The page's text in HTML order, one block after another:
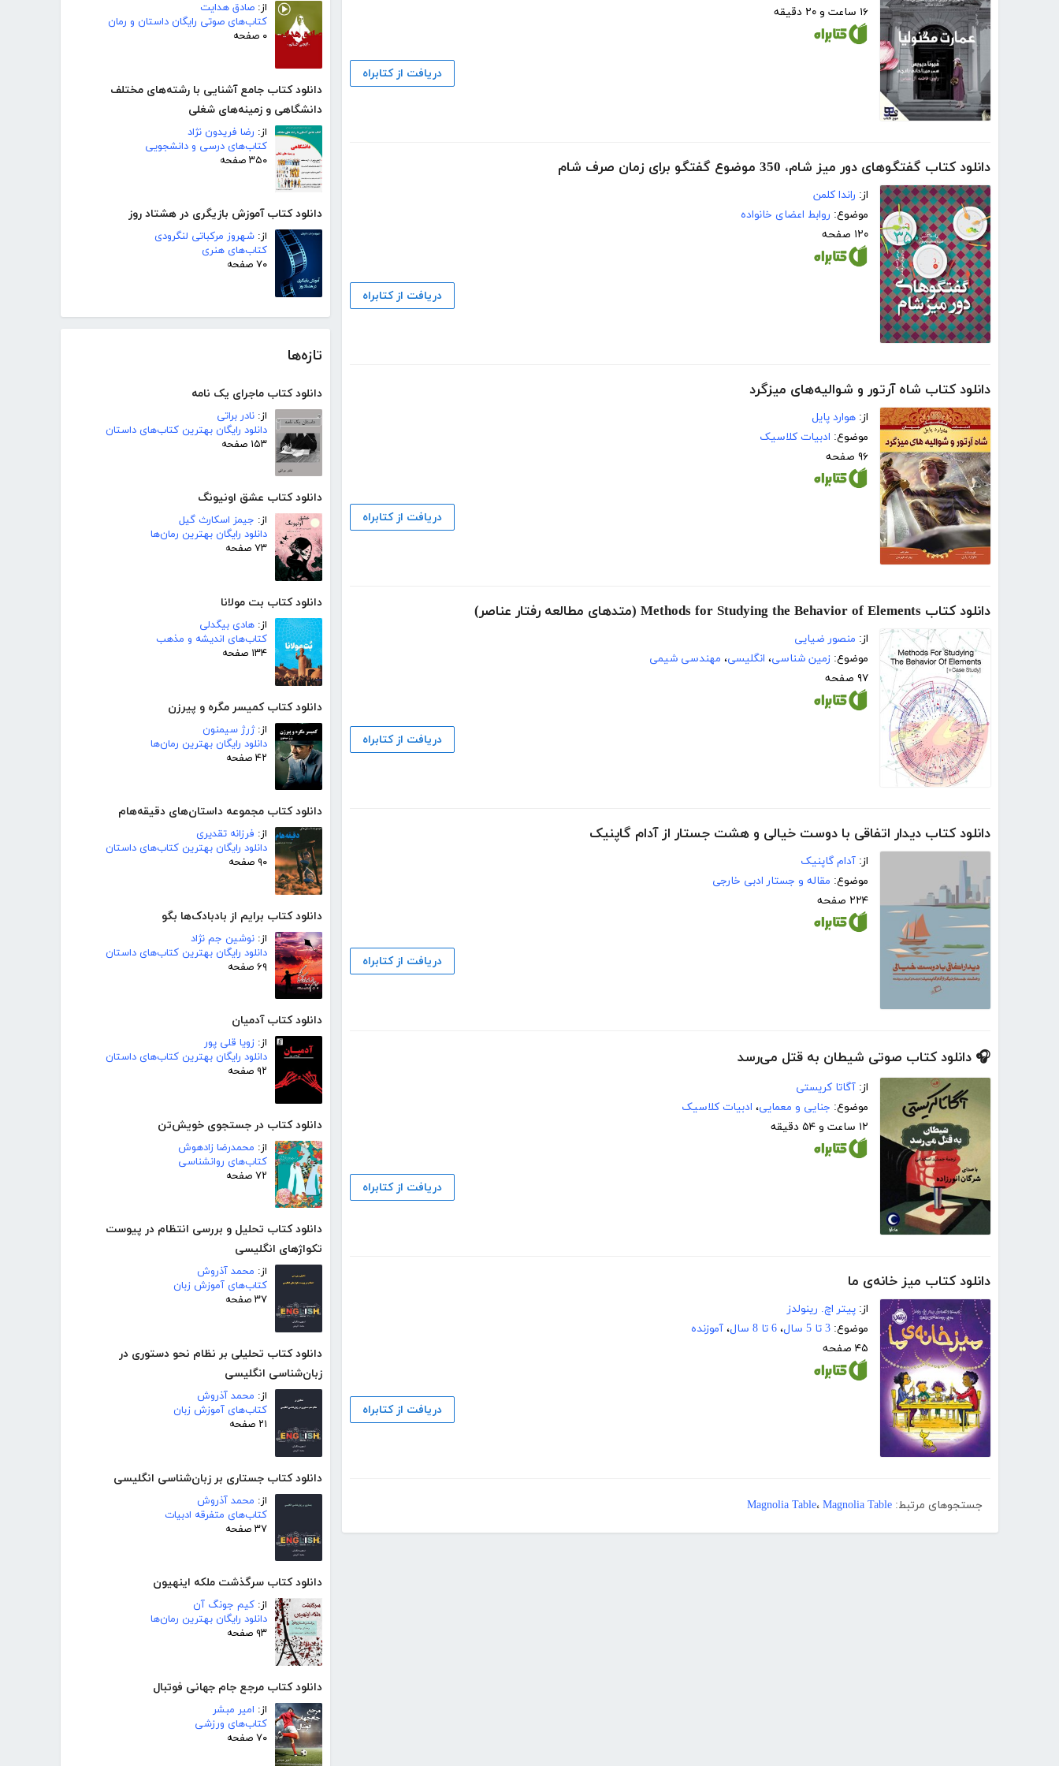
از: صادق هدایت
کتاب‌های صوتی رایگان داستان و رمان
۰ صفحه
دانلود کتاب جامع آشنایی با رشته‌های مختلف
دانشگاهی و زمینه‌های شغلی
از: رضا فریدون نژاد
کتاب‌های درسی و دانشجویی
۳۵۰ صفحه
دانلود کتاب آموزش بازیگری در هشتاد روز
از: شهروز مرکباتی لنگرودی
کتاب‌های هنری
۷۰ صفحه
تازه‌ها
دانلود کتاب ماجرای یک نامه
از: نادر براتی
دانلود رایگان بهترین کتاب‌های داستان
۱۵۳ صفحه
دانلود کتاب عشق اونیونگ
از: جیمز اسکارث گیل
دانلود رایگان بهترین رمان‌ها
۷۳ صفحه
دانلود کتاب بت مولانا
از: هادی بیگدلی
کتاب‌های اندیشه و مذهب
۱۳۴ صفحه
دانلود کتاب کمیسر مگره و پیرزن
از:ژرژ سیمنون
دانلود رایگان بهترین رمان‌ها
۴۲ صفحه
دانلود کتاب مجموعه داستان‌های دقیقه‌هام
از: فرزانه تقدیری
دانلود رایگان بهترین کتاب‌های داستان
۹۰ صفحه
دانلود کتاب برایم از بادبادک‌ها بگو
از: نوشین جم نژاد
دانلود رایگان بهترین کتاب‌های داستان
۶۹ صفحه
دانلود کتاب آدمیان
از: زویا قلی پور
دانلود رایگان بهترین کتاب‌های داستان
۹۲ صفحه
دانلود کتاب در جستجوی خویش‌تن
از: محمدرضا زادهوش
کتاب‌های روانشناسی
۷۲ صفحه
دانلود کتاب تحلیل و بررسی انتظام در پیوست
تکواژهای انگلیسی
از: محمد آذروش
کتاب‌های آموزش زبان
۳۷ صفحه
دانلود کتاب تحلیلی بر نظام نحو دستوری در
زبان‌شناسی انگلیسی
از: محمد آذروش
کتاب‌های آموزش زبان
۲۱ صفحه
دانلود کتاب جستاری بر زبان‌شناسی انگلیسی
از: محمد آذروش
کتاب‌های متفرقه ادبیات
۳۷ صفحه
دانلود کتاب سرگذشت ملکه اینهیون
از: کیم جونگ آن
دانلود رایگان بهترین رمان‌ها
۹۳ صفحه
دانلود کتاب مرجع جام جهانی فوتبال
از: امیر مبشر
کتاب‌های ورزشی
۷۰ صفحه
۱۶ ساعت و ۲۰ دقیقه
دریافت از کتابراه
دانلود کتاب گفتگوهای دور میز شام، 350 موضوع گفتگو برای زمان صرف شام
از: راندا کلمن
موضوع: روابط اعضای خانواده
۱۲۰ صفحه
دریافت از کتابراه
دانلود کتاب شاه آرتور و شوالیه‌های میزگرد
از: هوارد پایل
موضوع: ادبیات کلاسیک
۹۶ صفحه
دریافت از کتابراه
دانلود کتاب Methods for Studying the Behavior of Elements (متدهای مطالعه رفتار عناصر)
از: منصور ضیایی
موضوع: زمین شناسی، انگلیسی، مهندسی شیمی
۹۷ صفحه
دریافت از کتابراه
دانلود کتاب دیدار اتفاقی با دوست خیالی و هشت جستار از آدام گاپنیک
از: آدام گاپنیک
موضوع: مقاله و جستار ادبی خارجی
۲۲۴ صفحه
دریافت از کتابراه
🎧 دانلود کتاب صوتی شیطان به قتل می‌رسد
از: آگاتا کریستی
موضوع: جنایی و معمایی، ادبیات کلاسیک
۱۲ ساعت و ۵۴ دقیقه
دریافت از کتابراه
دانلود کتاب میز خانه‌ی ما
از: پیتر اچ. رینولدز
موضوع: 3 تا 5 سال ، 6 تا 8 سال ، آموزنده
۴۵ صفحه
دریافت از کتابراه
جستجوهای مرتبط: Magnolia Table، Magnolia Table